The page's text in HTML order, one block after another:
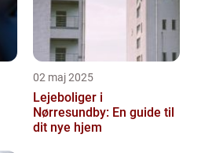
02 maj 2025
Lejeboliger i
Nørresundby: En guide til
dit nye hjem